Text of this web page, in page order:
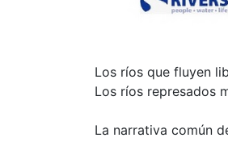
Los ríos que fluyen
Los ríos represados
La narrativa común